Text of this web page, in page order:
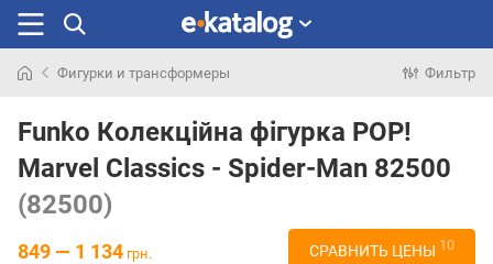
раньше
Фигурки и трансформеры Фильтр
Funko Колекційна фігурка POP!
Marvel Classics - Spider-Man 82500
(82500)
849 — 1 134 грн. СРАВНИТЬ ЦЕНЫ 10